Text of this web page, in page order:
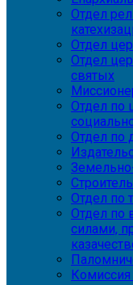
Отдел
Отдел
Отдел
святых
Отдел по
Отдел по
Отдел по
Отдел по
силами,
Комиссия